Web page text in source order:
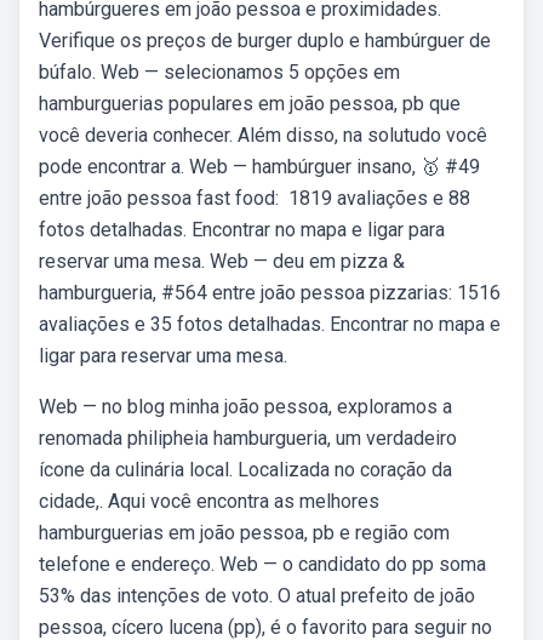
hambúrgueres em joão pessoa e proximidades.
Verifique os preços de burger duplo e hambúrguer de
búfalo. Web — selecionamos 5 opções em
hamburguerias populares em joão pessoa, pb que
você deveria conhecer. Além disso, na solutudo você
pode encontrar a. Web — hambúrguer insano, 🥇 #49
entre joão pessoa fast food: ️ 1819 avaliações e 88
fotos detalhadas. Encontrar no mapa e ligar para
reservar uma mesa. Web — deu em pizza &
hamburgueria, #564 entre joão pessoa pizzarias: 1516
avaliações e 35 fotos detalhadas. Encontrar no mapa e
ligar para reservar uma mesa.
Web — no blog minha joão pessoa, exploramos a
renomada philipheia hamburgueria, um verdadeiro
ícone da culinária local. Localizada no coração da
cidade,. Aqui você encontra as melhores
hamburguerias em joão pessoa, pb e região com
telefone e endereço. Web — o candidato do pp soma
53% das intenções de voto. O atual prefeito de joão
pessoa, cícero lucena (pp), é o favorito para seguir no